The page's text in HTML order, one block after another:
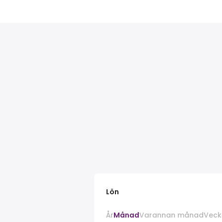
Lön
ÅrMånadVarannan månad